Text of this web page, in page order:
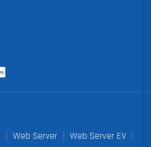
Web Server
Web Server EV